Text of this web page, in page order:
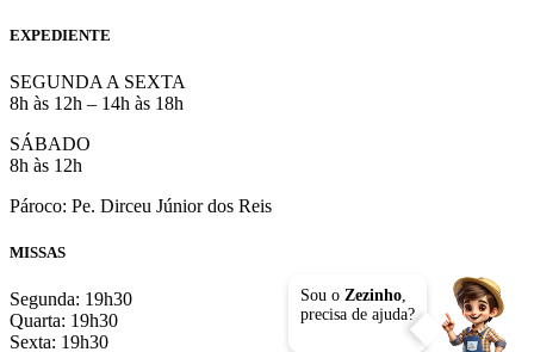
EXPEDIENTE
SEGUNDA A SEXTA
8h às 12h – 14h às 18h
SÁBADO
8h às 12h
Pároco: Pe. Dirceu Júnior dos Reis
MISSAS
Segunda: 19h30
Quarta: 19h30
Sexta: 19h30
Sou o Zezinho,
precisa de ajuda?